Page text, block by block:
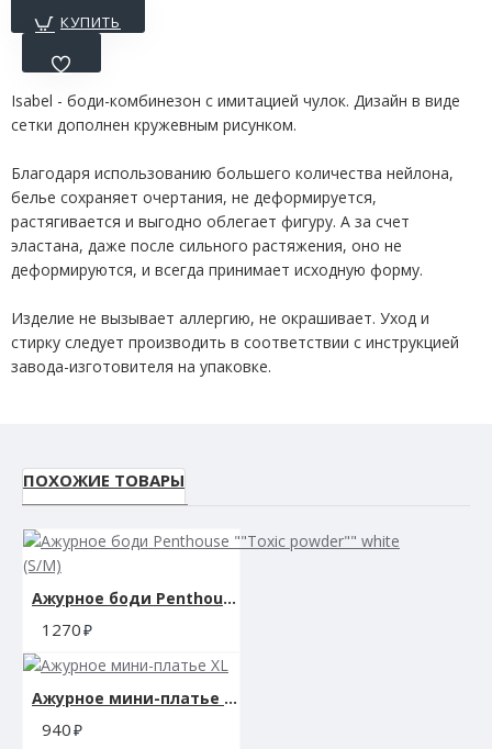
КУПИТЬ
Isabel - боди-комбинезон с имитацией чулок. Дизайн в виде
сетки дополнен кружевным рисунком.
Благодаря использованию большего количества нейлона,
белье сохраняет очертания, не деформируется,
растягивается и выгодно облегает фигуру. А за счет
эластана, даже после сильного растяжения, оно не
деформируются, и всегда принимает исходную форму.
Изделие не вызывает аллергию, не окрашивает. Уход и
стирку следует производить в соответствии с инструкцией
завода-изготовителя на упаковке.
Цвет: черный
Размер: S/L (42-48)
Материал: 94% нейлон, 6% спандекс
Размер упаковки: 21 х13,5 х 3,5 см.
Вес: 120 гр.
ПОХОЖИЕ ТОВАРЫ
Ажурное боди Penthouse ""Toxic powder"" white (S/M)
1270
Ажурное мини-платье XL
940